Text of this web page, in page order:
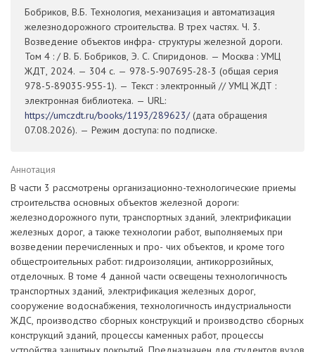
Бобриков, В.Б. Технология, механизация и автоматизация
железнодорожного строительства. В трех частях. Ч. 3.
Возведение объектов инфра- структуры железной дороги.
Том 4 : / В. Б. Бобриков, Э. С. Спиридонов. — Москва : УМЦ
ЖДТ, 2024. — 304 с. — 978-5-907695-28-3 (общая серия
978-5-89035-955-1). — Текст : электронный // УМЦ ЖДТ :
электронная библиотека. — URL:
https://umczdt.ru/books/1193/289623/(дата обращения
07.08.2026). — Режим доступа: по подписке.
Аннотация
В части 3 рассмотрены организационно-технологические приемы
строительства основных объектов железной дороги:
железнодорожного пути, транспортных зданий, электрификации
железных дорог, а также технологии работ, выполняемых при
возведении перечисленных и про- чих объектов, и кроме того
общестроительных работ: гидроизоляции, антикоррозийных,
отделочных. В томе 4 данной части освещены технологичность
транспортных зданий, электрификация железных дорог,
сооружение водоснабжения, технологичность индустриальности
ЖДС, производство сборных конструкций и производство сборных
конструкций зданий, процессы каменных работ, процессы